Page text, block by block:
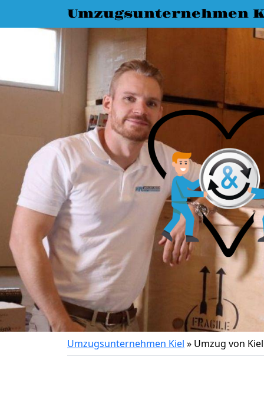
Umzugsunternehmen
Umzugsunternehmen Kiel » Umzug von